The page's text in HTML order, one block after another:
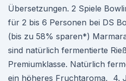
Übersetzungen. 2 Spiele
für 2 bis 6 Personen bei DS
(bis zu 58% sparen*)
sind natürlich fermentierte
Premiumklasse. Natürlich
ein höheres Fruchtaroma, 4.